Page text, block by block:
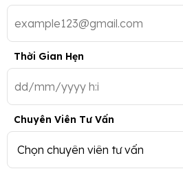
Thời Gian Hẹn
Chuyên Viên Tư Vấn